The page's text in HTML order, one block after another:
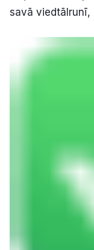
savā viedtālrunī,